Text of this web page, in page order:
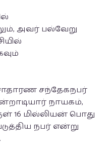
அவர் பல்வேறு
சந்தேகநபர்
நாயகம்,
16 மில்லியன் பொது
நபர் என்று